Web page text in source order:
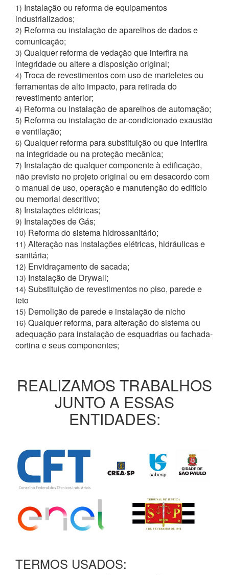
1) Instalação ou reforma de equipamentos
industrializados;
2) Reforma ou instalação de aparelhos de dados e
comunicação;
3) Qualquer reforma de vedação que interfira na
integridade ou altere a disposição original;
4) Troca de revestimentos com uso de marteletes ou
ferramentas de alto impacto, para retirada do
revestimento anterior;
4) Reforma ou instalação de aparelhos de automação;
5) Reforma ou instalação de ar-condicionado exaustão
e ventilação;
6) Qualquer reforma para substituição ou que interfira
na integridade ou na proteção mecânica;
7) Instalação de qualquer componente à edificação,
não previsto no projeto original ou em desacordo com
o manual de uso, operação e manutenção do edifício
ou memorial descritivo;
8) Instalações elétricas;
9) Instalações de Gás;
10) Reforma do sistema hidrossanitário;
11) Alteração nas instalações elétricas, hidráulicas e
sanitária;
12) Envidraçamento de sacada;
13) Instalação de Drywall;
14) Substituição de revestimentos no piso, parede e
teto
15) Demolição de parede e instalação de nicho
16) Qualquer reforma, para alteração do sistema ou
adequação para instalação de esquadrias ou fachada-
cortina e seus componentes;
REALIZAMOS TRABALHOS
JUNTO A ESSAS
ENTIDADES:
TERMOS USADOS: